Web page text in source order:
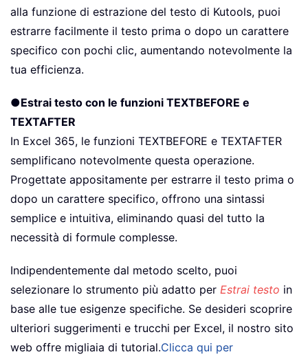
alla funzione di estrazione del testo di Kutools, puoi
estrarre facilmente il testo prima o dopo un carattere
specifico con pochi clic, aumentando notevolmente la
tua efficienza.
●Estrai testo con le funzioni TEXTBEFORE e
TEXTAFTER
In Excel 365, le funzioni TEXTBEFORE e TEXTAFTER
semplificano notevolmente questa operazione.
Progettate appositamente per estrarre il testo prima o
dopo un carattere specifico, offrono una sintassi
semplice e intuitiva, eliminando quasi del tutto la
necessità di formule complesse.
Indipendentemente dal metodo scelto, puoi
selezionare lo strumento più adatto per Estrai testo in
base alle tue esigenze specifiche. Se desideri scoprire
ulteriori suggerimenti e trucchi per Excel, il nostro sito
web offre migliaia di tutorial.Clicca qui per